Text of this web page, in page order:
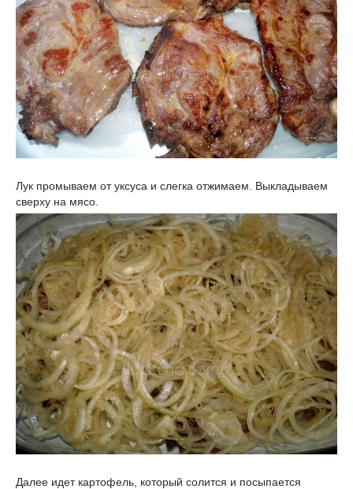
Лук промываем от уксуса и слегка отжимаем. Выкладываем
сверху на мясо.
Далее идет картофель, который солится и посыпается